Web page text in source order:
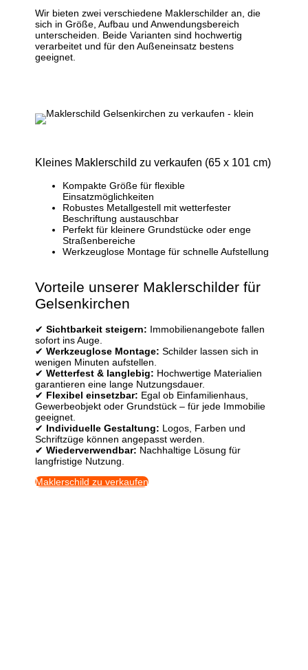
Wir bieten zwei verschiedene Maklerschilder an, die
sich in Größe, Aufbau und Anwendungsbereich
unterscheiden. Beide Varianten sind hochwertig
verarbeitet und für den Außeneinsatz bestens
geeignet.
Kleines Maklerschild zu verkaufen (65 x 101 cm)
Kompakte Größe für flexible
Einsatzmöglichkeiten
Robustes Metallgestell mit wetterfester
Beschriftung austauschbar
Perfekt für kleinere Grundstücke oder enge
Straßenbereiche
Werkzeuglose Montage für schnelle Aufstellung
Vorteile unserer Maklerschilder für
Gelsenkirchen
✔Sichtbarkeit steigern: Immobilienangebote fallen
sofort ins Auge.
✔Werkzeuglose Montage: Schilder lassen sich in
wenigen Minuten aufstellen.
✔Wetterfest & langlebig: Hochwertige Materialien
garantieren eine lange Nutzungsdauer.
✔ Flexibel einsetzbar: Egal ob Einfamilienhaus,
Gewerbeobjekt oder Grundstück – für jede Immobilie
geeignet.
✔ Individuelle Gestaltung: Logos, Farben und
Schriftzüge können angepasst werden.
✔Wiederverwendbar: Nachhaltige Lösung für
langfristige Nutzung.
Maklerschild zu verkaufen